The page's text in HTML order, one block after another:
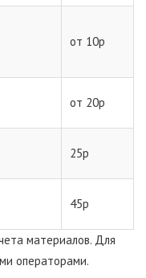
от 10р
от 20р
25р
45р
материалов. Для
операторами.